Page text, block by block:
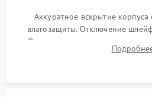
Аккуратное вскрытие
влагозащиты. Отключение
Очистка внутренних плат от
обработка германиевого